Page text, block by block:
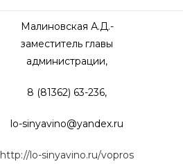
Малиновская А.Д.-
заместитель главы
администрации,
8 (81362) 63-236,
lo-sinyavino@yandex.ru
http://lo-sinyavino.ru/vopros